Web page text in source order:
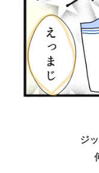
ジ